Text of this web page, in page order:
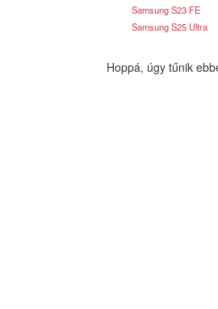
Samsung S23 FE
Samsung S25 Ultra
Hoppá, úgy tűnik